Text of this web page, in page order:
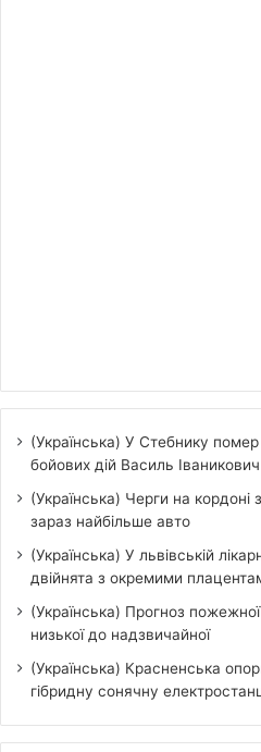
(Українська) У Стебнику
бойових дій Василь Іваникович
(Українська) Черги на
зараз найбільше авто
(Українська) У львівській
двійнята з окремими
(Українська) Прогноз
низької до надзвичайної
(Українська) Красненська
гібридну сонячну